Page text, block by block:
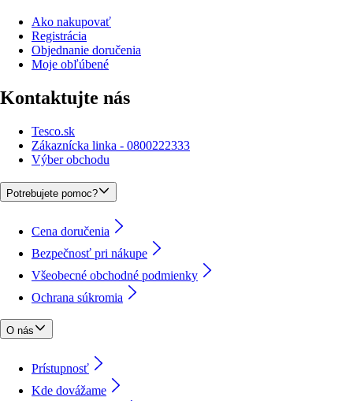
Ako nakupovať
Registrácia
Objednanie doručenia
Moje obľúbené
Kontaktujte nás
Tesco.sk
Zákaznícka linka - 0800222333
Výber obchodu
Potrebujete pomoc?
Cena doručenia
Bezpečnosť pri nákupe
Všeobecné obchodné podmienky
Ochrana súkromia
O nás
Prístupnosť
Kde dovážame